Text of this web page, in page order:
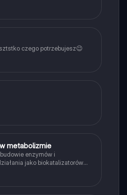
czego potrzebujesz😉
metabolizmie
enzymów i
jako biokatalizatorów